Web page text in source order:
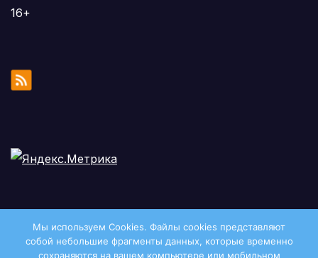
16+
Мы используем Cookies. Файлы сookies представляют
собой небольшие фрагменты данных, которые временно
сохраняются на вашем компьютере или мобильном